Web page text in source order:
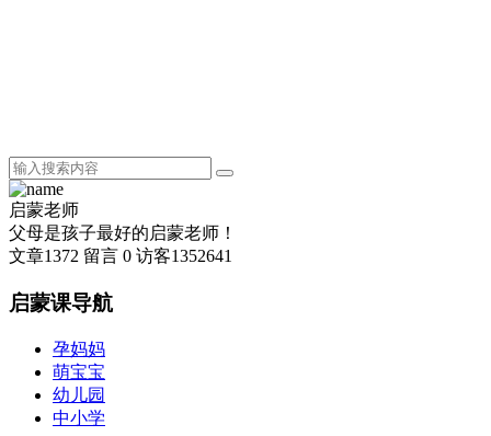
启蒙老师
父母是孩子最好的启蒙老师！
文章1372 留言 0 访客1352641
启蒙课导航
孕妈妈
萌宝宝
幼儿园
中小学